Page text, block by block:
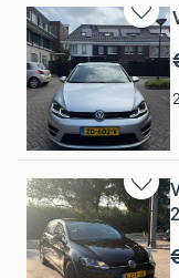
Bewaren
in
Mijn
Mundo
Ede
Bewaren
in
Mijn